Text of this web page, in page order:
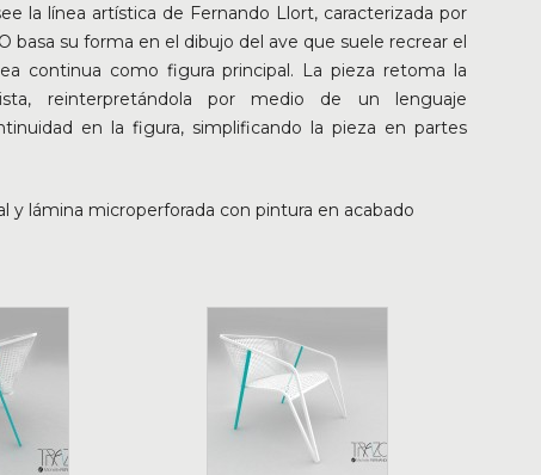
la línea artística de Fernando Llort, caracterizada por
basa su forma en el dibujo del ave que suele recrear el
continua como figura principal. La pieza retoma la
reinterpretándola por medio de un lenguaje
en la figura, simplificando la pieza en partes
y lámina microperforada con pintura en acabado